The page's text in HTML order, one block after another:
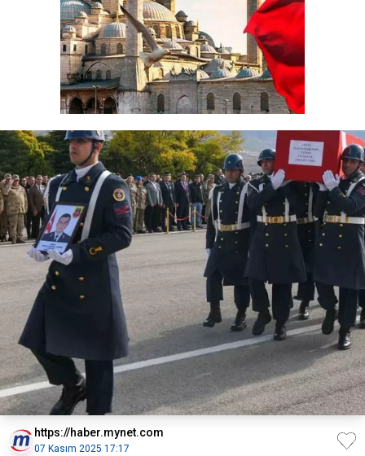
https://haber.mynet.com
07 Kasım 2025 17:17